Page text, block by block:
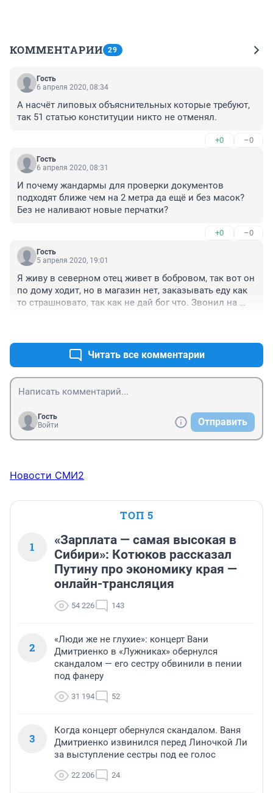
КОММЕНТАРИИ 29
Гость
6 апреля 2020, 08:34
А насчёт липовых объяснительных которые требуют,
так 51 статью конституции никто не отменял.
+0 –0
Гость
6 апреля 2020, 08:31
И почему жандармы для проверки документов
подходят ближе чем на 2 метра да ещё и без масок?
Без не наливают новые перчатки?
+0 –0
Гость
5 апреля 2020, 19:01
Я живу в северном отец живет в бобровом, так вот он
по дому ходит, но в магазин нет, заказывать еду как
то страшновато, так как не дай бог что. Звонил на
Читать все комментарии
Гость
Войти
Отправить
Новости СМИ2
ТОП 5
1
«Зарплата — самая высокая в
Сибири»: Котюков рассказал
Путину про экономику края —
онлайн-трансляция
54 226 143
2
«Люди же не глухие»: концерт Вани
Дмитриенко в «Лужниках» обернулся
скандалом — его сестру обвинили в пении
под фанеру
31 194 52
3
Когда концерт обернулся скандалом. Ваня
Дмитриенко извинился перед Линочкой Ли
за выступление сестры под ее голос
22 206 24